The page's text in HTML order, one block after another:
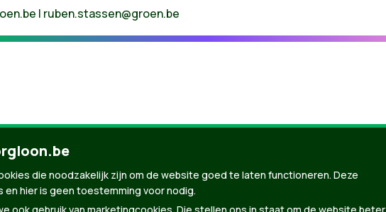
| ruben.stassen@groen.be
NationBuilder| Gebouwd doorTectonica
die noodzakelijk zijn om de website goed te laten functioneren. Deze
hier is geen toestemming voor nodig.